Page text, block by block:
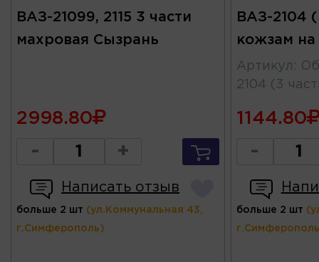
ВАЗ-21099, 2115 3 части
махровая Сызрань
2998.80
- +
Написать отзыв
больше 2 шт (ул.Коммунальная 43,
г.Симферополь)
ВАЗ-2104
кожзам на
Артикул :
2104 (3
1144.80
-
больше 2 шт